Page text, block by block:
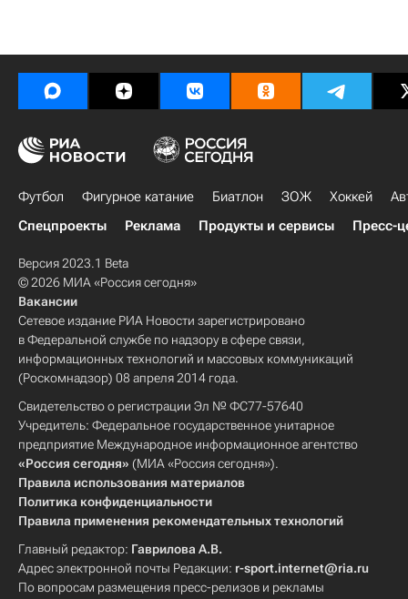
Футбол Фигурное катание Биатлон ЗОЖ Хоккей
Спецпроекты
Реклама Продукты и сервисы Пресс-
Версия 2023.1 Beta
© 2026 МИА «Россия сегодня»
Вакансии
Сетевое издание РИА Новости зарегистрировано
в Федеральной службе по надзору в сфере связи,
информационных технологий и массовых коммуникаций
(Роскомнадзор) 08 апреля 2014 года.
Свидетельство о регистрации Эл № ФС77-57640
Учредитель: Федеральное государственное унитарное
предприятие Международное информационное агентство
«Россия сегодня» (МИА «Россия сегодня»).
Правила использования материалов
Политика конфиденциальности
Правила применения рекомендательных технологий
Главный редактор: Гаврилова А.В.
Адрес электронной почты Редакции: r-sport.internet@ria.ru
По вопросам размещения пресс-релизов и рекламы